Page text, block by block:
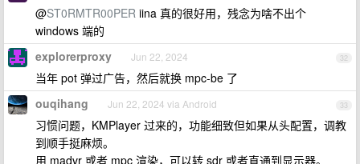
@ST0RMTR00PER iina 真的很好用，残念为啥不出个
windows 端的
32
explorerproxy Jun 22, 2024
当年 pot 弹过广告，然后就换 mpc-be 了
33
ouqihang Jun 22, 2024 via Android
习惯问题，KMPlayer 过来的，功能细致但如果从头配置，调教
到顺手挺麻烦。
用 madvr 或者 mpc 渲染，可以转 sdr 或者直通到显示器。